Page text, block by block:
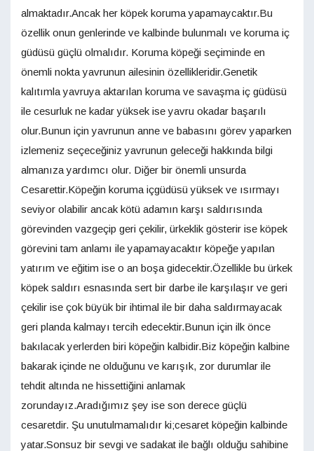
almaktadır.Ancak her köpek koruma yapamaycaktır.Bu
özellik onun genlerinde ve kalbinde bulunmalı ve koruma iç
güdüsü güçlü olmalıdır. Koruma köpeği seçiminde en
önemli nokta yavrunun ailesinin özellikleridir.Genetik
kalıtımla yavruya aktarılan koruma ve savaşma iç güdüsü
ile cesurluk ne kadar yüksek ise yavru okadar başarılı
olur.Bunun için yavrunun anne ve babasını görev yaparken
izlemeniz seçeceğiniz yavrunun geleceği hakkında bilgi
almanıza yardımcı olur. Diğer bir önemli unsurda
Cesarettir.Köpeğin koruma içgüdüsü yüksek ve ısırmayı
seviyor olabilir ancak kötü adamın karşı saldırısında
görevinden vazgeçip geri çekilir, ürkeklik gösterir ise köpek
görevini tam anlamı ile yapamayacaktır köpeğe yapılan
yatırım ve eğitim ise o an boşa gidecektir.Özellikle bu ürkek
köpek saldırı esnasında sert bir darbe ile karşılaşır ve geri
çekilir ise çok büyük bir ihtimal ile bir daha saldırmayacak
geri planda kalmayı tercih edecektir.Bunun için ilk önce
bakılacak yerlerden biri köpeğin kalbidir.Biz köpeğin kalbine
bakarak içinde ne olduğunu ve karışık, zor durumlar ile
tehdit altında ne hissettiğini anlamak
zorundayız.Aradığımız şey ise son derece güçlü
cesaretdir. Şu unutulmamalıdır ki;cesaret köpeğin kalbinde
yatar.Sonsuz bir sevgi ve sadakat ile bağlı olduğu sahibine